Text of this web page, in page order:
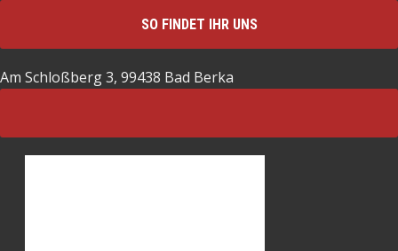
SO FINDET IHR UNS
Am Schloßberg 3, 99438 Bad Berka